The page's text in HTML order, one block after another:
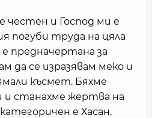
честен и Господ ми е
погуби труда на цяла
предначертана за
да се изразявам меко и
късмет. Бяхме
и станахме жертва на
е Хасан.